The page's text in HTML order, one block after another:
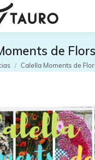
de Flors
Calella Moments de